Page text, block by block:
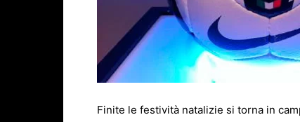
Finite le festività natalizie si torna in